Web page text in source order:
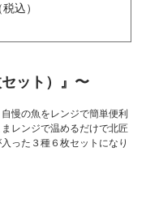
込）
ット）』〜
慢の魚をレンジで簡単便利
レンジで温めるだけで北匠
った３種６枚セットになり